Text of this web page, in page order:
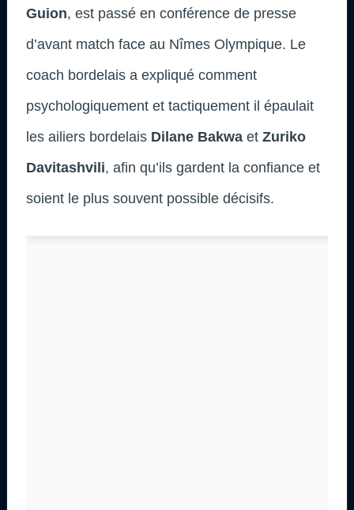
Guion, est passé en conférence de presse
d’avant match face au Nîmes Olympique. Le
coach bordelais a expliqué comment
psychologiquement et tactiquement il épaulait
les ailiers bordelais Dilane Bakwa et Zuriko
Davitashvili, afin qu’ils gardent la confiance et
soient le plus souvent possible décisifs.